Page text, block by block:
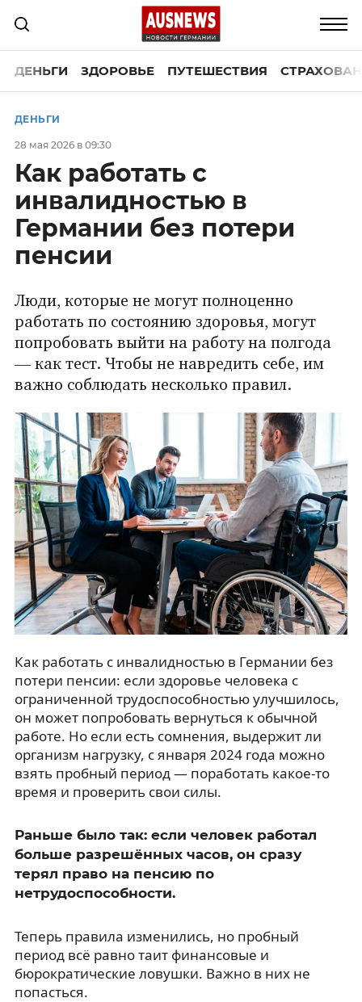
ДЕНЬГИ ЗДОРОВЬЕ ПУТЕШЕСТВИЯ
ДЕНЬГИ
28 мая 2026 в 09:30
Как работать с
инвалидностью в
Германии без потери
пенсии
Люди, которые не могут полноценно
работать по состоянию здоровья, могут
попробовать выйти на работу на полгода
— как тест. Чтобы не навредить себе, им
важно соблюдать несколько правил.
Как работать с инвалидностью в Германии без
потери пенсии: если здоровье человека с
ограниченной трудоспособностью улучшилось,
он может попробовать вернуться к обычной
работе. Но если есть сомнения, выдержит ли
организм нагрузку, с января 2024 года можно
взять пробный период — поработать какое-то
время и проверить свои силы.
Раньше было так: если человек работал
больше разрешённых часов, он сразу
терял право на пенсию по
нетрудоспособности.
Теперь правила изменились, но пробный
период всё равно таит финансовые и
бюрократические ловушки. Важно в них не
попасться.